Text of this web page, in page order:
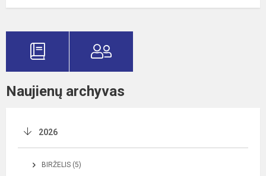
Naujienų archyvas
2026
BIRŽELIS (5)